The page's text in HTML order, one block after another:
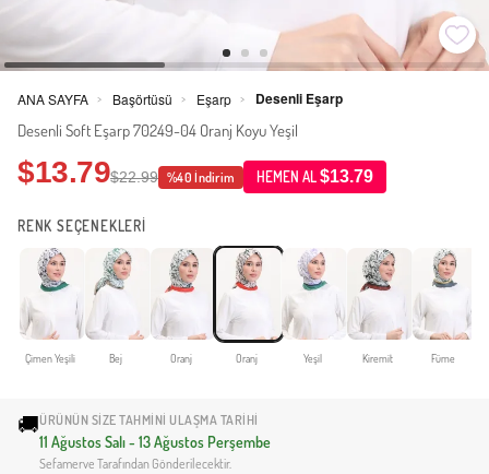
ANA SAYFA > Başörtüsü > Eşarp > Desenli Eşarp
Desenli Soft Eşarp 70249-04 Oranj Koyu Yeşil
$13.79$22.99 %40 İndirim HEMEN AL$13.79
RENK SEÇENEKLERİ
Çimen Yeşili Bej Oranj Oranj Yeşil Kiremit Füme
🚚ÜRÜNÜN SIZE TAHMINI ULAŞMA TARIHI
11 Ağustos Salı - 13 Ağustos Perşembe
Sefamerve Tarafından Gönderilecektir.